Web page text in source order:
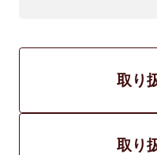
取り
取り